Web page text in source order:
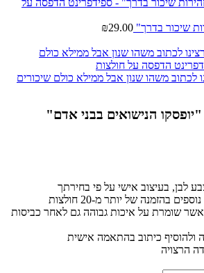
שיכור בדרך" ₪29.00
לכתוב משהו שנון אבל ממילא כולם שיכורים
הנישואים בבני אדם"
לבן, בעיצוב אישי על פי בחירתך
בהזמנה של יותר מ-20 חולצות
שומרת על איכות גבוהה גם לאחר כביסות
ולהוסיף כיתוב בהתאמה אישית
הרצויה